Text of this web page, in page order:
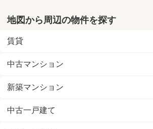
地図から周辺の物件を探す
賃貸
中古マンション
新築マンション
中古一戸建て